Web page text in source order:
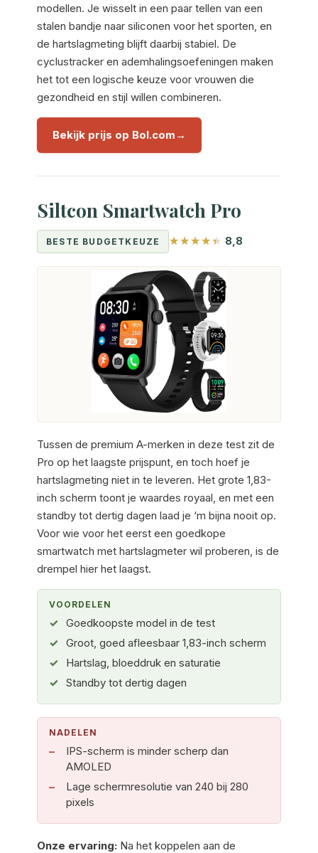
modellen. Je wisselt in een paar tellen van een
stalen bandje naar siliconen voor het sporten, en
de hartslagmeting blijft daarbij stabiel. De
cyclustracker en ademhalingsoefeningen maken
het tot een logische keuze voor vrouwen die
gezondheid en stijl willen combineren.
Bekijk prijs op Bol.com
Siltcon Smartwatch Pro
BESTE BUDGETKEUZE 8,8
Tussen de premium A-merken in deze test zit de
Pro op het laagste prijspunt, en toch hoef je
hartslagmeting niet in te leveren. Het grote 1,83-
inch scherm toont je waardes royaal, en met een
standby tot dertig dagen laad je ‘m bijna nooit op.
Voor wie voor het eerst een goedkope
smartwatch met hartslagmeter wil proberen, is de
drempel hier het laagst.
VOORDELEN
Goedkoopste model in de test
Groot, goed afleesbaar 1,83-inch scherm
Hartslag, bloeddruk en saturatie
Standby tot dertig dagen
NADELEN
IPS-scherm is minder scherp dan
AMOLED
Lage schermresolutie van 240 bij 280
pixels
Onze ervaring: Na het koppelen aan de